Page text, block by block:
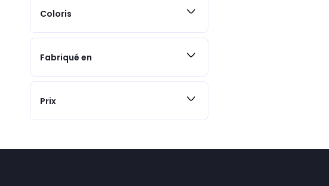
Coloris
Fabriqué en
Prix